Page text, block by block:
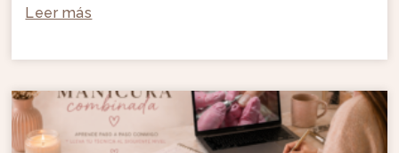
Leer más